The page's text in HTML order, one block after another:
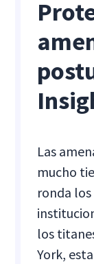
Las
mucho
ronda
los
York,